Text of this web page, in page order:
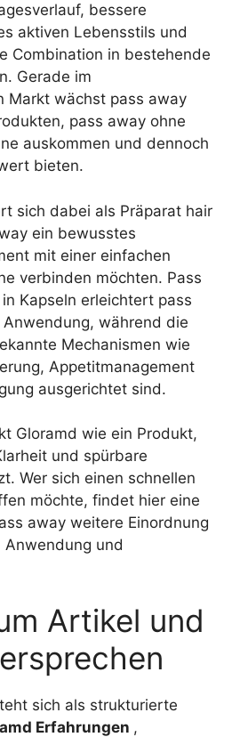
bessere
aktiven Lebensstils und
Combination in bestehende
Gerade im
Markt wächst pass away
pass away ohne
auskommen und dennoch
bieten.
sich dabei als Präparat hair
ein bewusstes
mit einer einfachen
verbinden möchten. Pass
Kapseln erleichtert pass
während die
Mechanismen wie
Appetitmanagement
ausgerichtet sind.
Gloramd wie ein Produkt,
und spürbare
Wer sich einen schnellen
möchte, findet hier eine
away weitere Einordnung
und
Artikel und
sich als strukturierte
Erfahrungen ,